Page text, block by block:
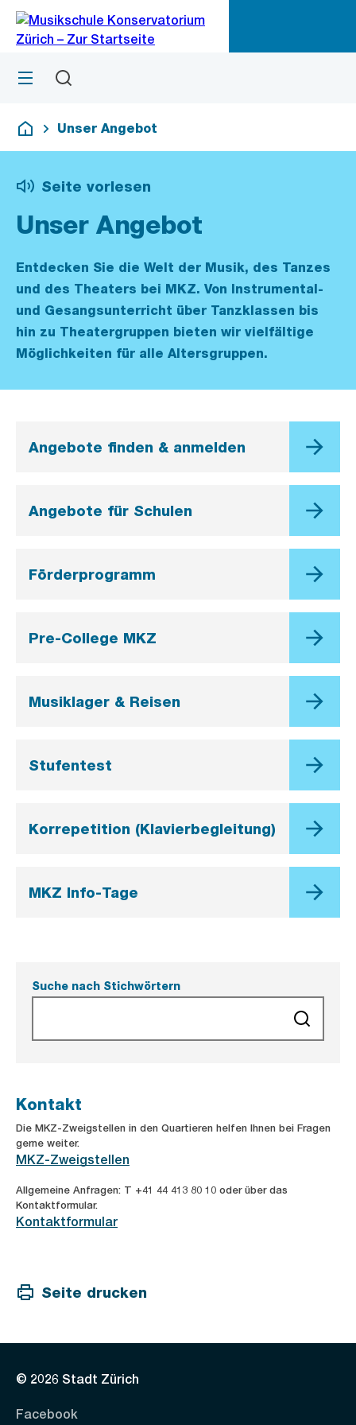
Navigation
Sprunglink
Menü
Deutsch
Unser Angebot
Seite vorlesen
Unser Angebot
Entdecken Sie die Welt der Musik, des Tanzes
und des Theaters bei MKZ. Von Instrumental-
und Gesangsunterricht über Tanzklassen bis
hin zu Theatergruppen bieten wir vielfältige
Möglichkeiten für alle Altersgruppen.
Angebote finden & anmelden
Angebote für Schulen
Förderprogramm
Pre-College MKZ
Musiklager & Reisen
Stufentest
Korrepetition (Klavierbegleitung)
MKZ Info-Tage
Suche nach Stichwörtern
Kontakt
Die MKZ-Zweigstellen in den Quartieren helfen Ihnen bei Fragen
gerne weiter.
MKZ-Zweigstellen
Allgemeine Anfragen: T +41 44 413 80 10 oder über das
Kontaktformular.
Kontaktformular
Seite drucken
© 2026 Stadt Zürich
Facebook